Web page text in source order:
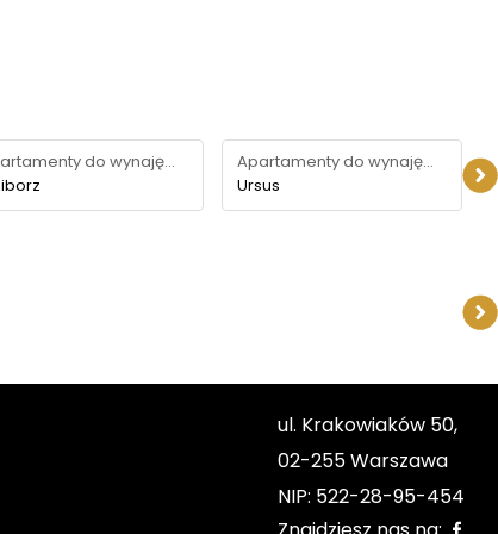
Apartamenty do wynajęcia
Apartamenty do wynajęcia
Ursus
ul. Krakowiaków 50,
02-255 Warszawa
NIP: 522-28-95-454